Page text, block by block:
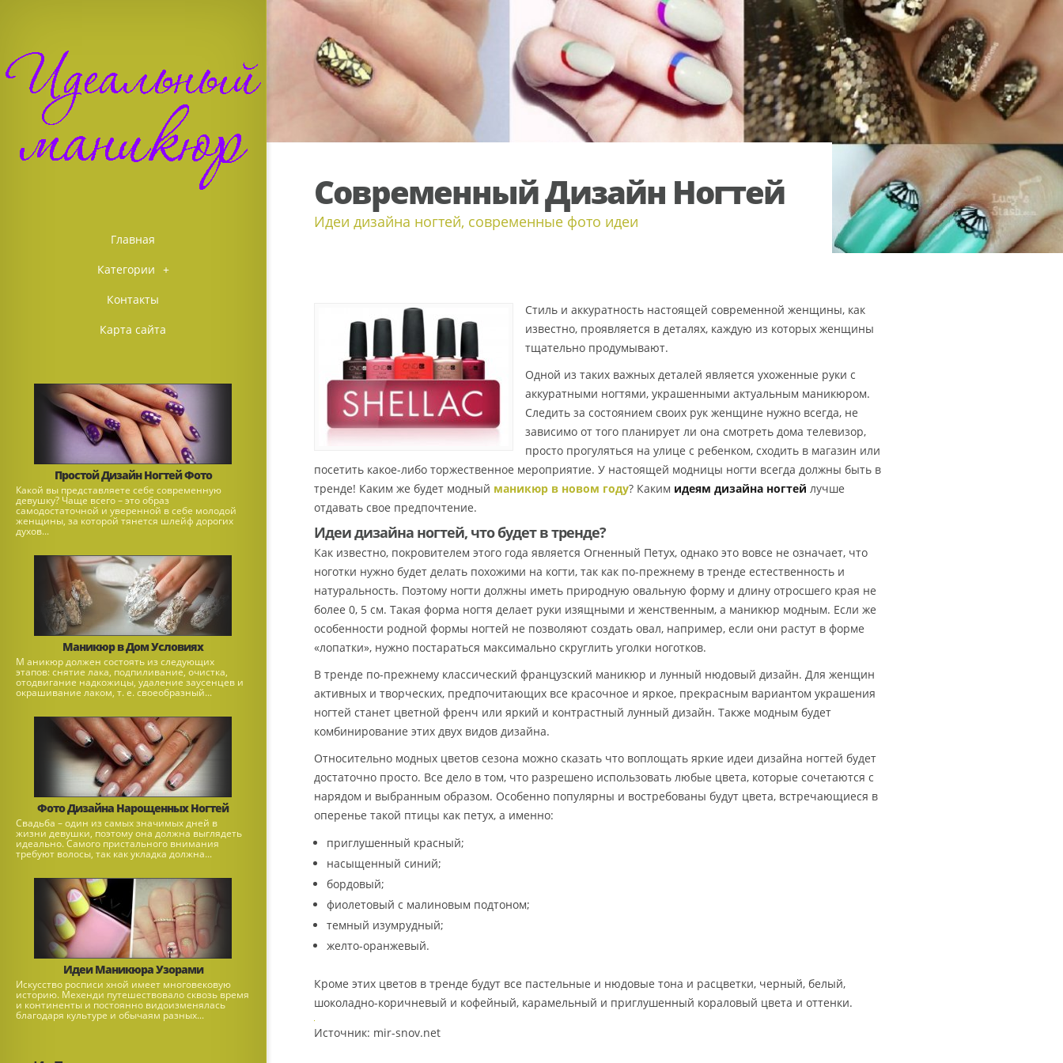
Главная
Категории +
Контакты
Карта сайта
Простой Дизайн Ногтей Фото
Какой вы представляете себе современную
девушку? Чаще всего – это образ
самодостаточной и уверенной в себе молодой
женщины, за которой тянется шлейф дорогих
духов...
Маникюр в Дом Условиях
М аникюр должен состоять из следующих
этапов: снятие лака, подпиливание, очистка,
отодвигание надкожицы, удаление заусенцев и
окрашивание лаком, т. е. своеобразный...
Фото Дизайна Нарощенных Ногтей
Свадьба – один из самых значимых дней в
жизни девушки, поэтому она должна выглядеть
идеально. Самого пристального внимания
требуют волосы, так как укладка должна...
Идеи Маникюра Узорами
Искусство росписи хной имеет многовековую
историю. Мехенди путешествовало сквозь время
и континенты и постоянно видоизменялась
благодаря культуре и обычаям разных...
Современный Дизайн Ногтей
Идеи дизайна ногтей, современные фото идеи
Стиль и аккуратность настоящей современной женщины, как
известно, проявляется в деталях, каждую из которых женщины
тщательно продумывают.
Одной из таких важных деталей является ухоженные руки с
аккуратными ногтями, украшенными актуальным маникюром.
Следить за состоянием своих рук женщине нужно всегда, не
зависимо от того планирует ли она смотреть дома телевизор,
просто прогуляться на улице с ребенком, сходить в магазин или
посетить какое-либо торжественное мероприятие. У настоящей модницы ногти всегда должны быть в
тренде! Каким же будет модный маникюр в новом году? Каким идеям дизайна ногтей лучше
отдавать свое предпочтение.
Идеи дизайна ногтей, что будет в тренде?
Как известно, покровителем этого года является Огненный Петух, однако это вовсе не означает, что
ноготки нужно будет делать похожими на когти, так как по-прежнему в тренде естественность и
натуральность. Поэтому ногти должны иметь природную овальную форму и длину отросшего края не
более 0, 5 см. Такая форма ногтя делает руки изящными и женственным, а маникюр модным. Если же
особенности родной формы ногтей не позволяют создать овал, например, если они растут в форме
«лопатки», нужно постараться максимально скруглить уголки ноготков.
В тренде по-прежнему классический французский маникюр и лунный нюдовый дизайн. Для женщин
активных и творческих, предпочитающих все красочное и яркое, прекрасным вариантом украшения
ногтей станет цветной френч или яркий и контрастный лунный дизайн. Также модным будет
комбинирование этих двух видов дизайна.
Относительно модных цветов сезона можно сказать что воплощать яркие идеи дизайна ногтей будет
достаточно просто. Все дело в том, что разрешено использовать любые цвета, которые сочетаются с
нарядом и выбранным образом. Особенно популярны и востребованы будут цвета, встречающиеся в
оперенье такой птицы как петух, а именно:
приглушенный красный;
насыщенный синий;
бордовый;
фиолетовый с малиновым подтоном;
темный изумрудный;
желто-оранжевый.
Кроме этих цветов в тренде будут все пастельные и нюдовые тона и расцветки, черный, белый,
шоколадно-коричневый и кофейный, карамельный и приглушенный кораловый цвета и оттенки.
Источник: mir-snov.net